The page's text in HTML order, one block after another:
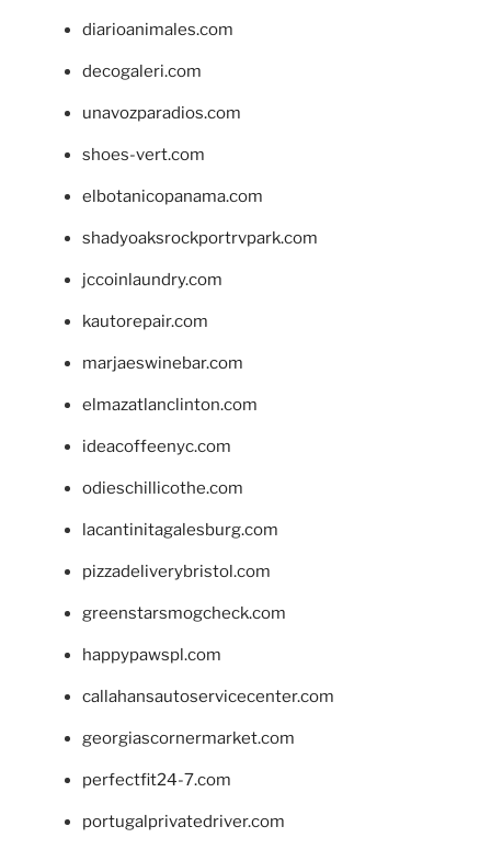
diarioanimales.com
decogaleri.com
unavozparadios.com
shoes-vert.com
elbotanicopanama.com
shadyoaksrockportrvpark.com
jccoinlaundry.com
kautorepair.com
marjaeswinebar.com
elmazatlanclinton.com
ideacoffeenyc.com
odieschillicothe.com
lacantinitagalesburg.com
pizzadeliverybristol.com
greenstarsmogcheck.com
happypawspl.com
callahansautoservicecenter.com
georgiascornermarket.com
perfectfit24-7.com
portugalprivatedriver.com